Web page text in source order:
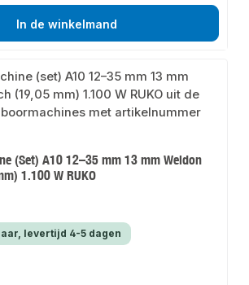
In de winkelmand
(Set) A10 12–35 mm 13 mm Weldon
1.100 W RUKO
levertijd 4-5 dagen